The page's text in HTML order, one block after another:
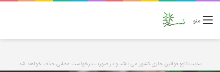
منو
سایت تابع قوانین جاری کشور می باشد و در صورت درخواست مطلبی حذف خواهد شد